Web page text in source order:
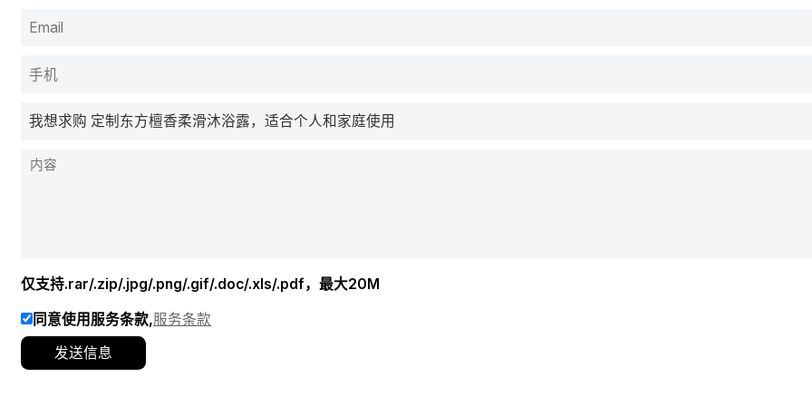
仅支持.rar/.zip/.jpg/.png/.gif/.doc/.xls/.pdf，最大20M
同意使用服务条款,服务条款
发送信息